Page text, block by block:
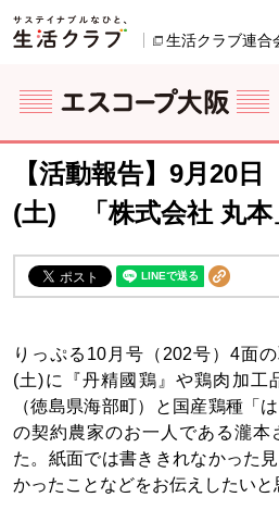
ページの先頭です。
生活クラブ連合
ここからサイト内共通メニューです
サイト内共通メニューをスキップす
サイト内共通メニューここまで。
【活動報告】9月20日
(土) 「株式会社 丸本
りっぷる10月号（202号）4面
(土)に『丹精國鶏』や鶏肉加工
（徳島県海部町）と国産鶏種「
の契約農家のお一人である瀧本
た。紙面では書ききれなかった
かったことなどをお伝えしたいと